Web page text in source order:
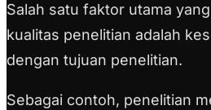
Salah satu faktor utama
kualitas penelitian adalah
dengan tujuan penelitian.
Sebagai contoh, penelitian